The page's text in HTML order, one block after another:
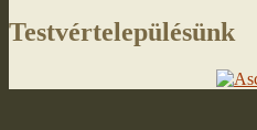
Testvértelepülésünk